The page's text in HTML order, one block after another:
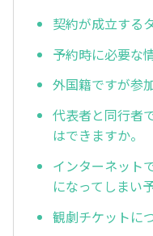
契約が成立する
予約時に必要な
外国籍ですが参
代表者と同行者
はできますか。
インターネット
になってしまい
観劇チケットに